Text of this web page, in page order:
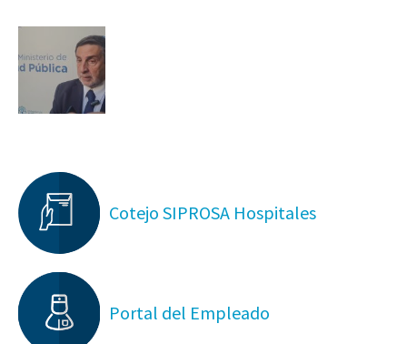
Cotejo SIPROSA Hospitales
Portal del Empleado